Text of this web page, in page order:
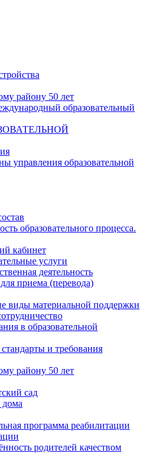
району 50 лет
образовательный
управления образовательной
образовательного процесса.
кабинет
услуги
деятельность
приема (перевода)
виды материальной поддержки
в образовательной
и требования
району 50 лет
сад
дома
программа реабилитации
родителей качеством